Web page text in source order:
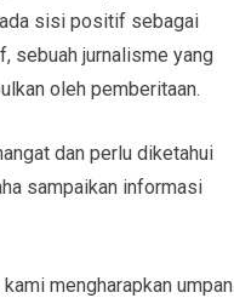
sisi positif sebagai
sebuah jurnalisme yang
oleh pemberitaan.
dan perlu diketahui
sampaikan informasi
mengharapkan umpan